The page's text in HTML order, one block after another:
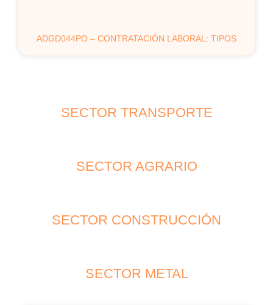
ADGD044PO – CONTRATACIÓN LABORAL: TIPOS
SECTOR TRANSPORTE
SECTOR AGRARIO
SECTOR CONSTRUCCIÓN
SECTOR METAL